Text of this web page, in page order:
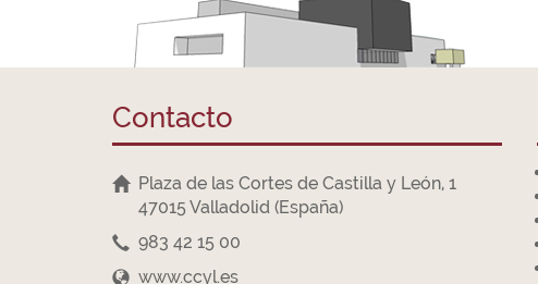
Contacto
Plaza de las Cortes de Castilla y León, 1
47015 Valladolid (España)
983 42 15 00
www.ccyl.es